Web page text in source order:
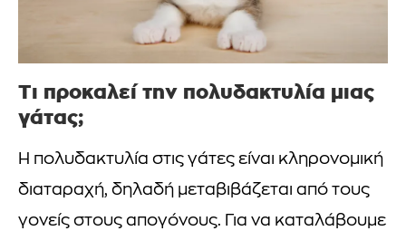
Τι προκαλεί την πολυδακτυλία μιας
γάτας;
Η πολυδακτυλία στις γάτες είναι κληρονομική
διαταραχή, δηλαδή μεταβιβάζεται από τους
γονείς στους απογόνους. Για να καταλάβουμε